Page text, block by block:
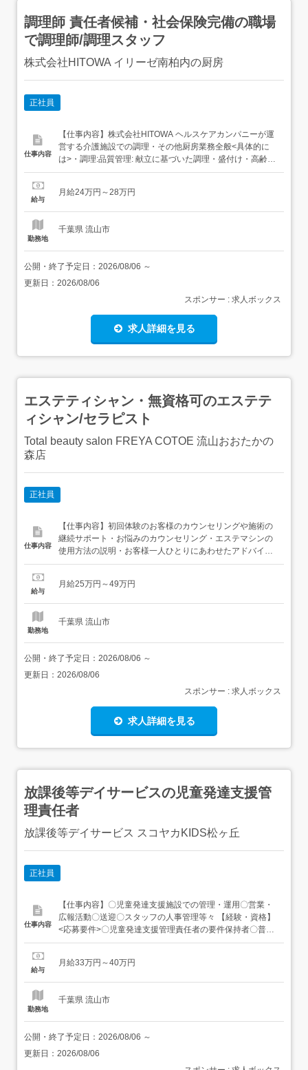
調理師 責任者候補・社会保険完備の職場
で調理師/調理スタッフ
株式会社HITOWA イリーゼ南柏内の厨房
正社員
仕事内容
【仕事内容】株式会社HITOWA ヘルスケアカンパニーが運
営する介護施設での調理・その他厨房業務全般<具体的に
は>・調理:品質管理: 献立に基づいた調理・盛付け・高齢者
向けの形態食の品質・安全管理の徹底。・衛生管理:厨房内
成、労務管理等。・食材/備品管理:食材の発注、検品、在庫
給与
月給24万円～28万円
勤務地
千葉県 流山市
公開・終了予定日： 2026/08/06 ～
更新日： 2026/08/06
スポンサー : 求人ボックス
求人詳細を見る
エステティシャン・無資格可のエステテ
ィシャン/セラピスト
Total beauty salon FREYA COTOE 流山おおたかの
森店
正社員
仕事内容
【仕事内容】初回体験のお客様のカウンセリングや施術の
継続サポート・お悩みのカウンセリング・エステマシンの
使用方法の説明・お客様一人ひとりにあわせたアドバイス
ノルマなしトータルビューティサロン『FREYA』店舗スタ
支払い管理・カルテ作成・店舗内美化・店舗運営業務エス
給与
月給25万円～49万円
勤務地
千葉県 流山市
公開・終了予定日： 2026/08/06 ～
更新日： 2026/08/06
スポンサー : 求人ボックス
求人詳細を見る
放課後等デイサービスの児童発達支援管
理責任者
放課後等デイサービス スコヤカKIDS松ヶ丘
正社員
仕事内容
【仕事内容】〇児童発達支援施設での管理・運用〇営業・
広報活動〇送迎〇スタッフの人事管理等々 【経験・資格】
<応募要件>〇児童発達支援管理責任者の要件保持者〇普通
自動車運転免許〇Word・Excelの基本操作のできる方〇高
方もぜひ一度お問い合わせください! 【給与】月給 330,000
給与
月給33万円～40万円
勤務地
千葉県 流山市
公開・終了予定日： 2026/08/06 ～
更新日： 2026/08/06